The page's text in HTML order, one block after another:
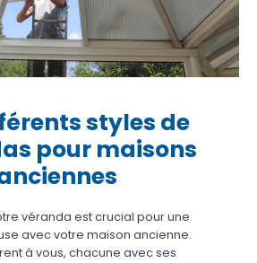
styles de
pour maisons
véranda est crucial pour une
avec votre maison ancienne.
à vous, chacune avec ses